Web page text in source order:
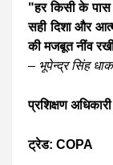
"हर किसी के
सही दिशा और
की मजबूत नींव
– भूपेन्द्र सिंह
प्रशिक्षण
ट्रेड: COPA